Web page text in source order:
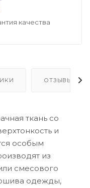
качества
ОТЗЫВЫ
ткань со
и
особым
из
смесового
одежды,